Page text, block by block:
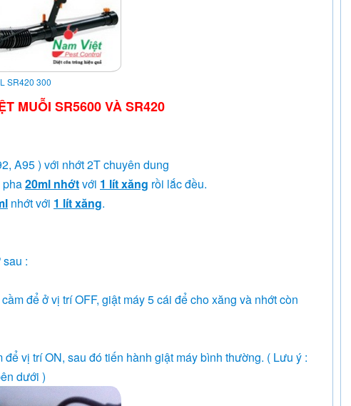
SR420 300
MUỖI SR5600 VÀ SR420
A95 ) với nhớt 2T chuyên dung
pha20ml nhớtvới 1 lít xăng rồi lắc đều.
nhớt với 1 lít xăng.
:
để ở vị trí OFF, giật máy 5 cái để cho xăng và nhớt còn
vị trí ON, sau đó tiến hành giật máy bình thường. ( Lưu ý :
dưới )